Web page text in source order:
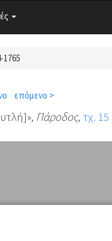
1765
επόμενο >
Πάροδος, τχ. 15